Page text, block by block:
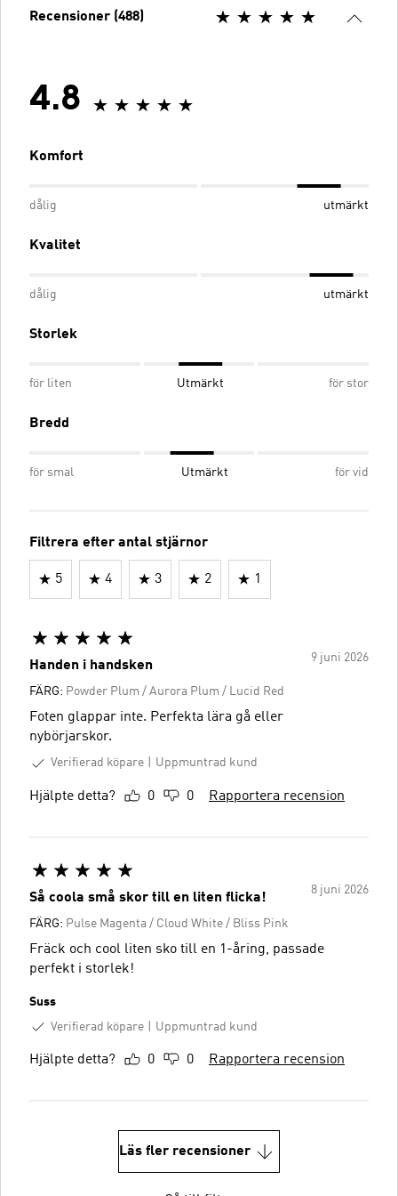
Recensioner (488)
4.8
Komfort
dålig utmärkt
Kvalitet
dålig utmärkt
Storlek
för liten Utmärkt för stor
Bredd
för smal Utmärkt för vid
Filtrera efter antal stjärnor
5 4 3 2 1
9 juni 2026
Handen i handsken
FÄRG: Powder Plum / Aurora Plum / Lucid Red
Foten glappar inte. Perfekta lära gå eller
nybörjarskor.
Verifierad köpare Uppmuntrad kund
Hjälpte detta? 0 0 Rapportera recension
8 juni 2026
Så coola små skor till en liten flicka!
FÄRG: Pulse Magenta / Cloud White / Bliss Pink
Fräck och cool liten sko till en 1-åring, passade
perfekt i storlek!
Suss
Verifierad köpare
Uppmuntrad kund
Hjälpte detta? 0 0 Rapportera recension
Läs fler recensioner